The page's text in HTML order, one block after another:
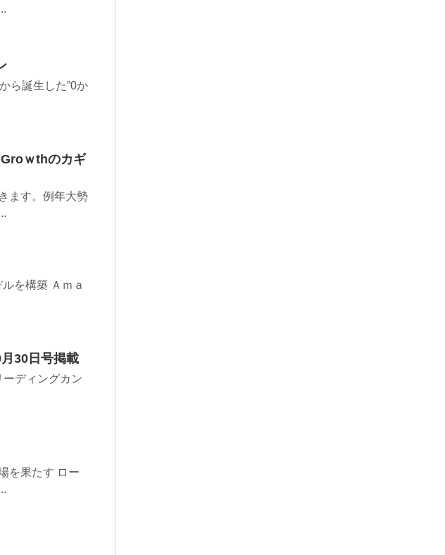
ら誕生した”0か
ｗthのカギ
ます。例年大勢
を構築 Ａｍａ
30日号掲載
ーディングカン
を果たす ロー